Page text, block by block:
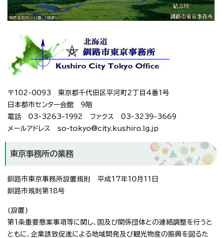
〒102-0093 東京都千代田区平河町2丁目4番1号
日本都市センター会館 9階
電話 03-3263-1992 ファクス 03-3239-3669
メールアドレス so-tokyo@city.kushiro.lg.jp
東京事務所の業務
釧路市東京事務所設置規則 平成17年10月11日
釧路市規則第18号
(設置)
第1条重要懸案事項等に関し、国及び関係団体との連絡調整を行うと
ともに、企業誘致促進による地域開発及び観光物産の振興を図るた